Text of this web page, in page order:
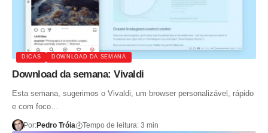
DICAS DOWNLOAD DA SEMANA
Download da semana: Vivaldi
Esta semana, sugerimos o Vivaldi, um browser personalizável, rápido
e com foco…
Por:Pedro Tróia Tempo de leitura: 3 min